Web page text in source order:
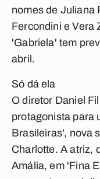
nomes de Juliana
Fercondini e Vera
'Gabriela' tem
abril.
Só dá ela
O diretor Daniel
protagonista para
Brasileiras', nova
Charlotte. A atriz,
Amália, em 'Fina